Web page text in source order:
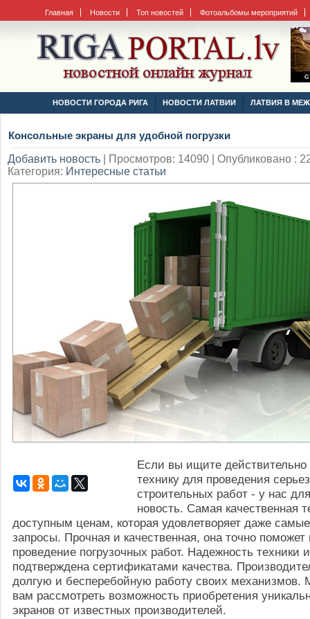
Главная Новости Топ новостей Фотоальбомы мероприятий
НОВОСТИ ГОРОДА РИГА НОВОСТИ ЛАТВИИ ЛАТВИЯ В
Консольные экраны для удобной погрузки
Добавить новость
Просмотров: 14090 | Опубликовано :
Категория: Интересные статьи
Если вы ищите действительно
технику для проведения
строительных работ - у нас
новость. Самая качественная
доступным ценам, которая удовлетворяет даже
запросы. Прочная и качественная, она точно поможет
проведение погрузочных работ. Надежность техники
подтверждена сертификатами качества.
долгую и бесперебойную работу своих механизмов.
вам рассмотреть возможность приобретения
экранов от известных производителей.